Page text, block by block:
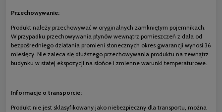
Przechowywanie:
Produkt należy przechowywać w oryginalnych zamkniętym pojemnikach.
W przypadku przechowywania płynów wewnątrz pomieszczeń z dala od
bezpośredniego działania promieni słonecznych okres gwarancji wynosi 36
miesięcy. Nie zaleca się dłuższego przechowywania produktu na zewnątrz
budynku w stałej ekspozycji na słońce i zmienne warunki temperaturowe.
Informacje o transporcie:
Produkt nie jest sklasyfikowany jako niebezpieczny dla transportu, można